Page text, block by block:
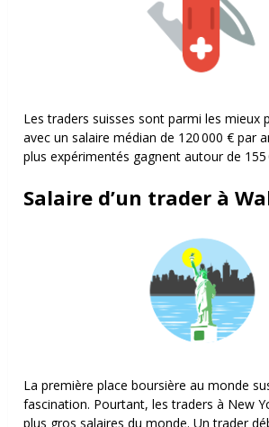
Les traders suisses sont parmi les mieux
avec un salaire médian de 120 000 € par
plus expérimentés gagnent autour de 155
Salaire d’un trader à
La première place boursière au monde
fascination. Pourtant, les traders à New
plus gros salaires du monde. Un trader